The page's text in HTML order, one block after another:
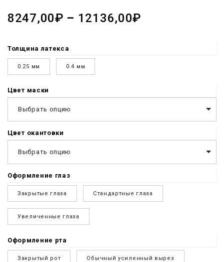
8247,00₽ – 12136,00₽
Толщина латекса
0.25 мм 0.4 мм
Цвет маски
Выбрать опцию
Цвет окантовки
Выбрать опцию
Оформление глаз
Закрытые глаза Стандартные глаза
Увеличенные глаза
Оформление рта
Закрытый рот Обычный усиленный вырез